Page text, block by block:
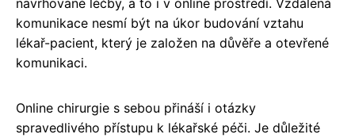
komunikace nesmí být na úkor budování vztahu
lékař-pacient, který je založen na důvěře a otevřené
komunikaci.
Online chirurgie s sebou přináší i otázky
spravedlivého přístupu k lékařské péči. Je důležité